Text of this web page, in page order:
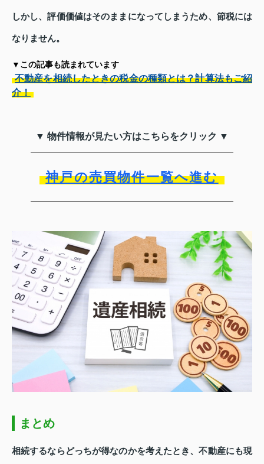
しかし、評価価値はそのままになってしまうため、節税には
なりません。
▼この記事も読まれています
不動産を相続したときの税金の種類とは？計算法もご紹
介！
▼ 物件情報が見たい方はこちらをクリック ▼
神戸の売買物件一覧へ進む
まとめ
相続するならどっちが得なのかを考えたとき、不動産にも現